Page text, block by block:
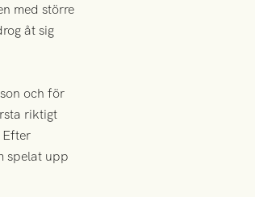
med större
åt sig
och för
riktigt
Efter
spelat upp